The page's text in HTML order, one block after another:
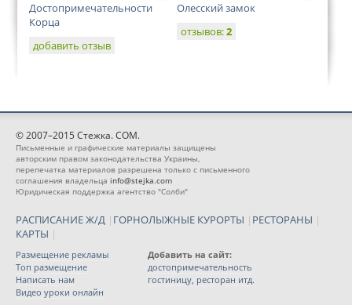
Достопримечательности
Корца
добавить отзыв
Олесский замок
отзывов:2
© 2007–2015 Стежка. COM.
Письменные и графические материалы защищены
авторским правом законодательства Украины,
перепечатка материалов разрешена только с письменного
соглашения владельца info@stejka.com
Юридическая поддержка агентство "Солби"
РАСПИСАНИЕ Ж/Д | ГОРНОЛЫЖНЫЕ КУРОРТЫ | РЕСТОРАНЫ |
КАРТЫ |
Размещение рекламы
Топ размещение
Написать нам
Видео уроки онлайн
Добавить на сайт:
достопримечательность
гостиницу, ресторан итд.